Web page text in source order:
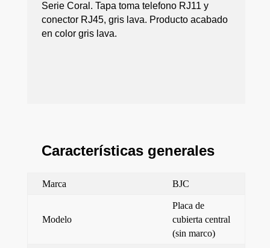
Serie Coral. Tapa toma telefono RJ11 y
conector RJ45, gris lava. Producto acabado
en color gris lava.
Características generales
Marca BJC
Modelo
Placa de
cubierta central
(sin marco)